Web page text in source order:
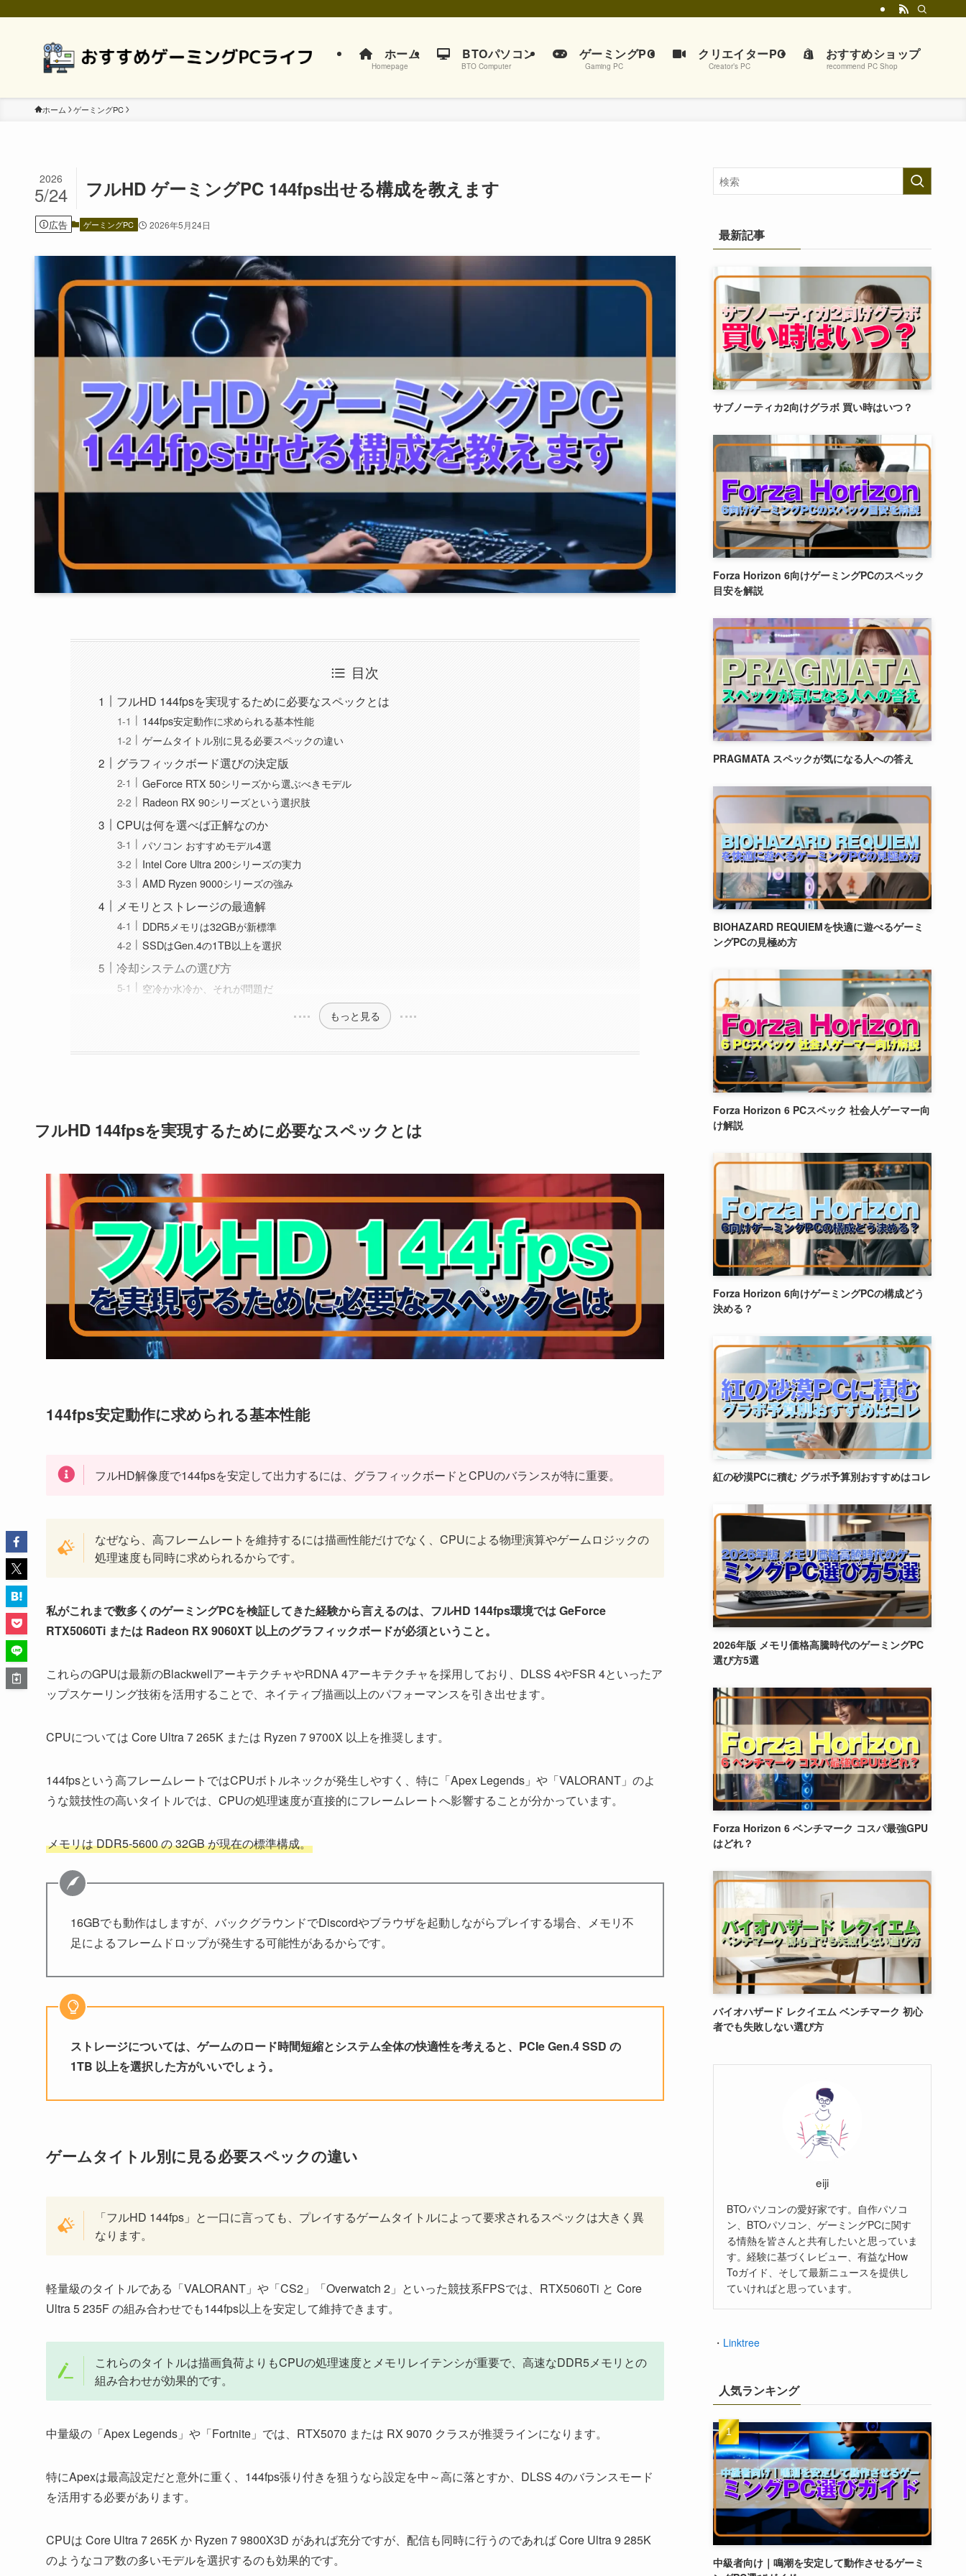
ホーム
Homepage
BTOパソコン
BTO Computer
ゲーミングPC
Gaming PC
クリエイターPC
Creator’s PC
おすすめショップ
recommend PC Shop
ホーム ゲーミングPC
フルHD ゲーミングPC 144fps出せる構成を教えます
2026
5/24
広告 ゲーミングPC 2026年5月24日
目次
フルHD 144fpsを実現するために必要なスペックとは
144fps安定動作に求められる基本性能
ゲームタイトル別に見る必要スペックの違い
グラフィックボード選びの決定版
GeForce RTX 50シリーズから選ぶべきモデル
Radeon RX 90シリーズという選択肢
CPUは何を選べば正解なのか
パソコン おすすめモデル4選
Intel Core Ultra 200シリーズの実力
AMD Ryzen 9000シリーズの強み
メモリとストレージの最適解
DDR5メモリは32GBが新標準
SSDはGen.4の1TB以上を選択
冷却システムの選び方
空冷か水冷か、それが問題だ
もっと見る
フルHD 144fpsを実現するために必要なスペックとは
144fps安定動作に求められる基本性能
フルHD解像度で144fpsを安定して出力するには、グラフィックボードとCPUのバランスが特に重要。
なぜなら、高フレームレートを維持するには描画性能だけでなく、CPUによる物理演算やゲームロジックの
処理速度も同時に求められるからです。
私がこれまで数多くのゲーミングPCを検証してきた経験から言えるのは、 フルHD 144fps環境では GeForce
RTX5060Ti または Radeon RX 9060XT 以上のグラフィックボードが必須ということ。
これらのGPUは最新のBlackwellアーキテクチャやRDNA 4アーキテクチャを採用しており、DLSS 4やFSR 4といったア
ップスケーリング技術を活用することで、ネイティブ描画以上のパフォーマンスを引き出せます。
CPUについては Core Ultra 7 265K または Ryzen 7 9700X 以上を推奨します。
144fpsという高フレームレートではCPUボトルネックが発生しやすく、特に「Apex Legends」や「VALORANT」のよ
うな競技性の高いタイトルでは、CPUの処理速度が直接的にフレームレートへ影響することが分かっています。
メモリは DDR5-5600 の 32GB が現在の標準構成。
16GBでも動作はしますが、バックグラウンドでDiscordやブラウザを起動しながらプレイする場合、メモリ不
足によるフレームドロップが発生する可能性があるからです。
ストレージについては、ゲームのロード時間短縮とシステム全体の快適性を考えると、PCIe Gen.4 SSD の
1TB 以上を選択した方がいいでしょう。
ゲームタイトル別に見る必要スペックの違い
「フルHD 144fps」と一口に言っても、プレイするゲームタイトルによって要求されるスペックは大きく異
なります。
軽量級のタイトルである「VALORANT」や「CS2」「Overwatch 2」といった競技系FPSでは、RTX5060Ti と Core
Ultra 5 235F の組み合わせでも144fps以上を安定して維持できます。
これらのタイトルは描画負荷よりもCPUの処理速度とメモリレイテンシが重要で、高速なDDR5メモリとの
組み合わせが効果的です。
中量級の「Apex Legends」や「Fortnite」では、RTX5070 または RX 9070 クラスが推奨ラインになります。
特にApexは最高設定だと意外に重く、144fps張り付きを狙うなら設定を中～高に落とすか、DLSS 4のバランスモード
を活用する必要があります。
CPUは Core Ultra 7 265K か Ryzen 7 9800X3D があれば充分ですが、配信も同時に行うのであれば Core Ultra 9 285K
のようなコア数の多いモデルを選択するのも効果的です。
最新記事
サブノーティカ2向けグラボ 買い時はいつ？
Forza Horizon 6向けゲーミングPCのスペック
目安を解説
PRAGMATA スペックが気になる人への答え
BIOHAZARD REQUIEMを快適に遊べるゲーミ
ングPCの見極め方
Forza Horizon 6 PCスペック 社会人ゲーマー向
け解説
Forza Horizon 6向けゲーミングPCの構成どう
決める？
紅の砂漠PCに積む グラボ予算別おすすめはコレ
2026年版 メモリ価格高騰時代のゲーミングPC
選び方5選
Forza Horizon 6 ベンチマーク コスパ最強GPU
はどれ？
バイオハザード レクイエム ベンチマーク 初心
者でも失敗しない選び方
eiji
BTOパソコンの愛好家です。自作パソコ
ン、BTOパソコン、ゲーミングPCに関す
る情熱を皆さんと共有したいと思っていま
す。経験に基づくレビュー、有益なHow
Toガイド、そして最新ニュースを提供し
ていければと思っています。
・ Linktree
人気ランキング
中級者向け｜鳴潮を安定して動作させるゲーミ